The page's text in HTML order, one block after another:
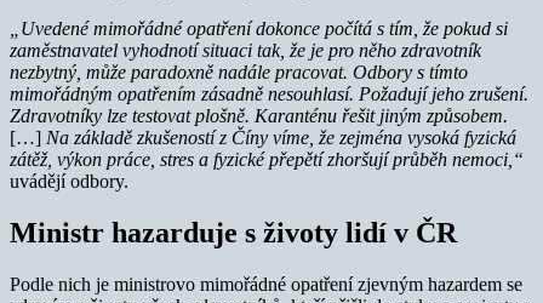
„Uvedené mimořádné opatření dokonce počítá s tím, že pokud si
zaměstnavatel vyhodnotí situaci tak, že je pro něho zdravotník
nezbytný, může paradoxně nadále pracovat. Odbory s tímto
mimořádným opatřením zásadně nesouhlasí. Požadují jeho zrušení.
Zdravotníky lze testovat plošně. Karanténu řešit jiným způsobem.
[…] Na základě zkušeností z Číny víme, že zejména vysoká fyzická
zátěž, výkon práce, stres a fyzické přepětí zhoršují průběh nemoci,“
uvádějí odbory.
Ministr hazarduje s životy lidí v ČR
Podle nich je ministrovo mimořádné opatření zjevným hazardem se